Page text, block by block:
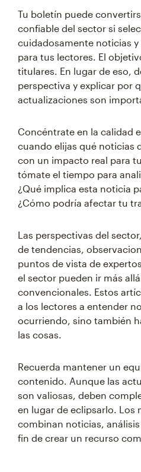
Tu boletín puede
confiable del sector si
cuidadosamente noticias
para tus lectores. El
titulares. En lugar de eso,
perspectiva y explicar por
actualizaciones son
Concéntrate en la calidad
cuando elijas qué noticias
con un impacto real para
tómate el tiempo para
¿Qué implica esta noticia
¿Cómo podría afectar tu
Las perspectivas del
de tendencias,
puntos de vista de
el sector pueden ir más
convencionales. Estos
a los lectores a entender
ocurriendo, sino también
las cosas.
Recuerda mantener un
contenido. Aunque las
son valiosas, deben
en lugar de eclipsarlo. Los
combinan noticias,
fin de crear un recurso